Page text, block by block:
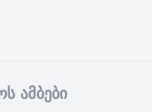
ამბები